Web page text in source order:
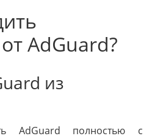
AdGuard?
из
AdGuard полностью с